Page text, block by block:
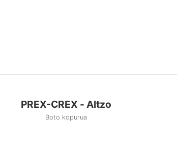
PREX-CREX - Altzo
Boto kopurua